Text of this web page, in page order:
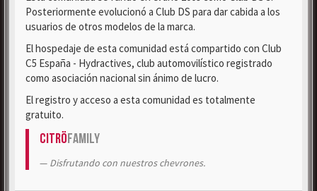
Posteriormente evolucionó a Club DS para dar cabida a los
usuarios de otros modelos de la marca.
El hospedaje de esta comunidad está compartido con Club
C5 España - Hydractives, club automovilístico registrado
como asociación nacional sin ánimo de lucro.
El registro y acceso a esta comunidad es totalmente
gratuito.
CitröFamily
Disfrutando con nuestros chevrones.